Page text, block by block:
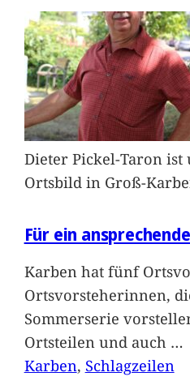
Dieter Pickel-Taron ist
Ortsbild in Groß-
Für ein
Karben hat fünf
Ortsvorsteherinnen,
Sommerserie
Ortsteilen und auch …
Karben, Schlagzeilen